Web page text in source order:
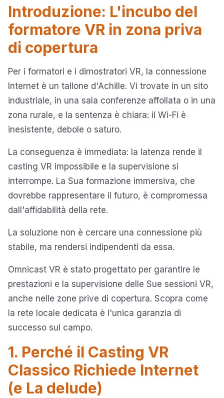
Introduzione: L'incubo del
formatore VR in zona priva
di copertura
Per i formatori e i dimostratori VR, la connessione
Internet è un tallone d'Achille. Vi trovate in un sito
industriale, in una sala conferenze affollata o in una
zona rurale, e la sentenza è chiara: il Wi-Fi è
inesistente, debole o saturo.
La conseguenza è immediata: la latenza rende il
casting VR impossibile e la supervisione si
interrompe. La Sua formazione immersiva, che
dovrebbe rappresentare il futuro, è compromessa
dall'affidabilità della rete.
La soluzione non è cercare una connessione più
stabile, ma rendersi indipendenti da essa.
Omnicast VR è stato progettato per garantire le
prestazioni e la supervisione delle Sue sessioni VR,
anche nelle zone prive di copertura. Scopra come
la rete locale dedicata è l'unica garanzia di
successo sul campo.
1. Perché il Casting VR
Classico Richiede Internet
(e La delude)